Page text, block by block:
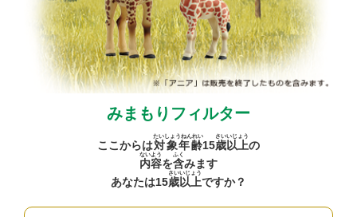
みまもりフィルター
ここからは対象年齢
たいしょうねんれい
15歳
さい
以上
いじょう
の
内容
ないよう
を含
ふく
みます
あなたは15歳
さい
以上
いじょう
ですか？